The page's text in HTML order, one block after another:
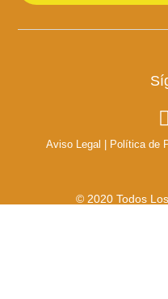
Aviso Legal Política de
© 2020 Todos